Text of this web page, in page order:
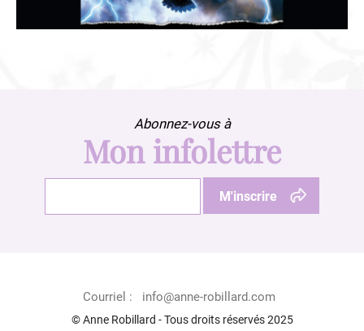
Abonnez-vous à
Mon infolettre
Courriel : info@anne-robillard.com
© Anne Robillard - Tous droits réservés 2025